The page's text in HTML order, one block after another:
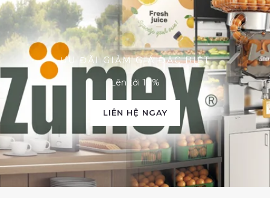
ƯU ĐÃI GIẢM GIÁ ĐẶC BIỆT
Lên tới 10%
LIÊN HỆ NGAY